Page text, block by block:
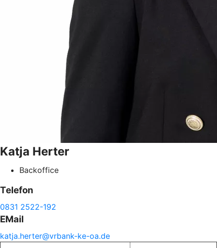
Katja Herter
Backoffice
Telefon
0831 2522-192
EMail
katja.herter@vrbank-ke-oa.de